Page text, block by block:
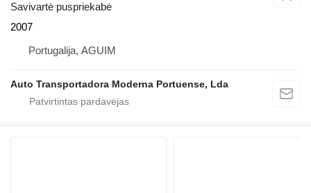
Savivartė puspriekabė
2007
Portugalija, AGUIM
Auto Transportadora Moderna Portuense, Lda